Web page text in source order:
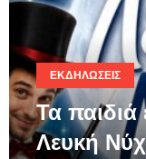
ΕΚΔΗΛΏΣΕΙΣ
Τα παιδιά
Λευκή